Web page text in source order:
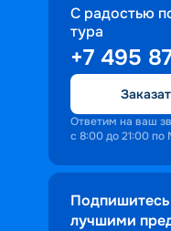
С радостью
тура
+7 495
Ответим на ваш
с 8:00 до 21:00
лучшими